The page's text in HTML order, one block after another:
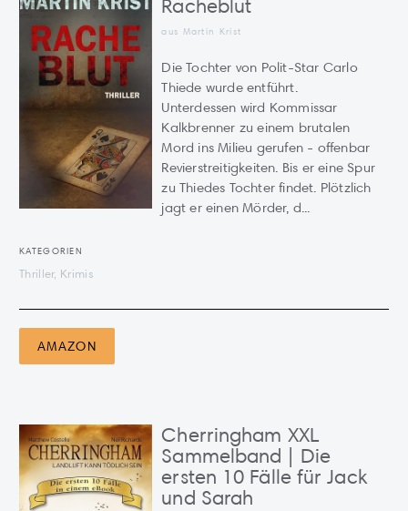
Racheblut
aus Martin Krist
Die Tochter von Polit-Star Carlo
Thiede wurde entführt.
Unterdessen wird Kommissar
Kalkbrenner zu einem brutalen
Mord ins Milieu gerufen - offenbar
Revierstreitigkeiten. Bis er eine Spur
zu Thiedes Tochter findet. Plötzlich
jagt er einen Mörder, d...
KATEGORIEN
Thriller, Krimis
AMAZON
Cherringham XXL
Sammelband | Die
ersten 10 Fälle für Jack
und Sarah